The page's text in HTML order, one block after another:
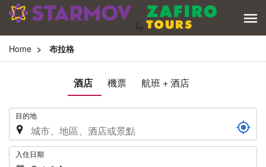
Home 布拉格
酒店 機票 航班 + 酒店
. 目的地
. 入住日期